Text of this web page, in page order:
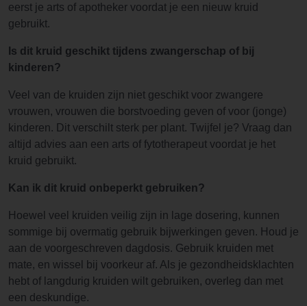
eerst je arts of apotheker voordat je een nieuw kruid
gebruikt.
Is dit kruid geschikt tijdens zwangerschap of bij
kinderen?
Veel van de kruiden zijn niet geschikt voor zwangere
vrouwen, vrouwen die borstvoeding geven of voor (jonge)
kinderen. Dit verschilt sterk per plant. Twijfel je? Vraag dan
altijd advies aan een arts of fytotherapeut voordat je het
kruid gebruikt.
Kan ik dit kruid onbeperkt gebruiken?
Hoewel veel kruiden veilig zijn in lage dosering, kunnen
sommige bij overmatig gebruik bijwerkingen geven. Houd je
aan de voorgeschreven dagdosis. Gebruik kruiden met
mate, en wissel bij voorkeur af. Als je gezondheidsklachten
hebt of langdurig kruiden wilt gebruiken, overleg dan met
een deskundige.